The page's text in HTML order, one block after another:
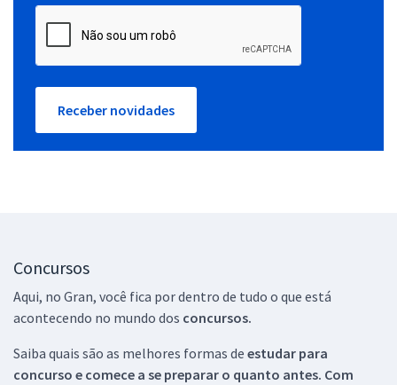
Receber novidades
Concursos
Aqui, no Gran, você fica por dentro de tudo o que está
acontecendo no mundo dos concursos.
Saiba quais são as melhores formas de estudar para
concurso e comece a se preparar o quanto antes. Com